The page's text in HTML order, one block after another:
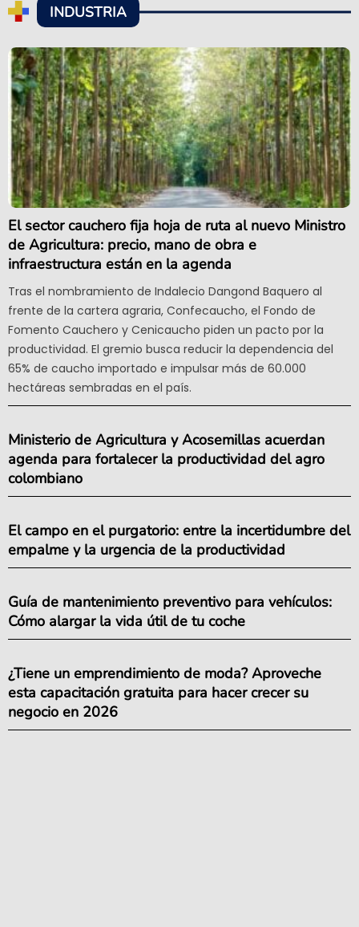
INDUSTRIA
El sector cauchero fija hoja de ruta al nuevo Ministro
de Agricultura: precio, mano de obra e
infraestructura están en la agenda
Tras el nombramiento de Indalecio Dangond Baquero al
frente de la cartera agraria, Confecaucho, el Fondo de
Fomento Cauchero y Cenicaucho piden un pacto por la
productividad. El gremio busca reducir la dependencia del
65% de caucho importado e impulsar más de 60.000
hectáreas sembradas en el país.
Ministerio de Agricultura y Acosemillas acuerdan
agenda para fortalecer la productividad del agro
colombiano
El campo en el purgatorio: entre la incertidumbre del
empalme y la urgencia de la productividad
Guía de mantenimiento preventivo para vehículos:
Cómo alargar la vida útil de tu coche
¿Tiene un emprendimiento de moda? Aproveche
esta capacitación gratuita para hacer crecer su
negocio en 2026